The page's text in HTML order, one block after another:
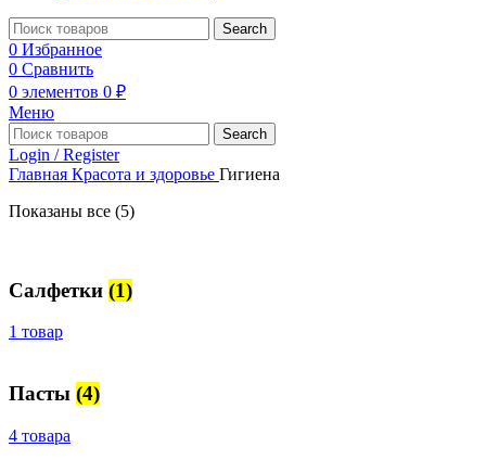
Search
0 Избранное
0 Сравнить
0 элементов 0 ₽
Меню
Search
Login / Register
Главная Красота и здоровье Гигиена
Показаны все (5)
Салфетки (1)
1 товар
Пасты (4)
4 товара